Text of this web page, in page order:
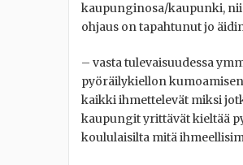
kaupunginosa/kaupunki,
ohjaus on tapahtunut jo
– vasta tulevaisuudessa
pyöräilykiellon
kaikki ihmettelevät miksi
kaupungit yrittävät kieltää
koululaisilta mitä